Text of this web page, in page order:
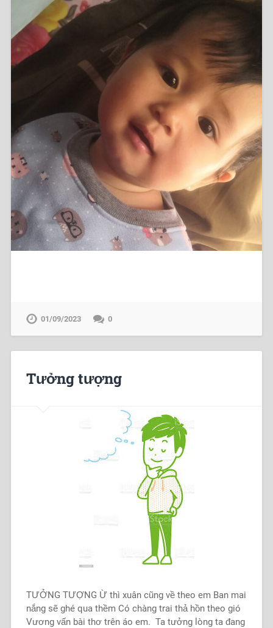
01/09/2023 0
Tưởng tượng
TƯỞNG TƯỢNG Ừ thì xuân cũng về theo em Ban mai
nắng sẽ ghé qua thềm Có chàng trai thả hồn theo gió
Vương vấn bài thơ trên áo em. Ta tưởng lòng ta đang